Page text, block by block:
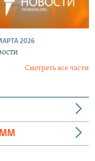
2026
Смотреть все части